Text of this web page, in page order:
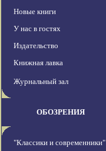
Новые книги
У нас в гостях
Издательство
Книжная лавка
Журнальный зал
ОБОЗРЕНИЯ
"Классики и современники"